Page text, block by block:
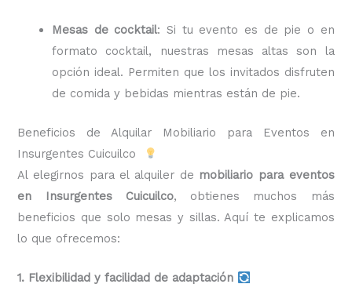
Mesas de cocktail: Si tu evento es de pie o en
formato cocktail, nuestras mesas altas son la
opción ideal. Permiten que los invitados disfruten
de comida y bebidas mientras están de pie.
Beneficios de Alquilar Mobiliario para Eventos en
Insurgentes Cuicuilco
Al elegirnos para el alquiler de mobiliario para eventos
en Insurgentes Cuicuilco, obtienes muchos más
beneficios que solo mesas y sillas. Aquí te explicamos
lo que ofrecemos:
1. Flexibilidad y facilidad de adaptación